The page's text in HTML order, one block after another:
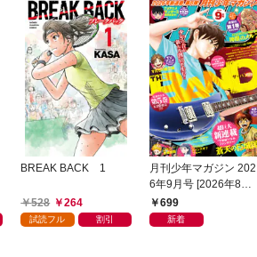
BREAK BACK 1
528 264
試読フル 割引
月刊少年マガジン 202
6年9月号 [2026年8月6
日発売]
699
新着